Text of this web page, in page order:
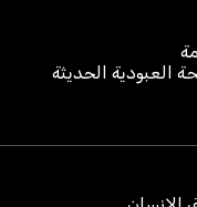
العبودية الحديثة